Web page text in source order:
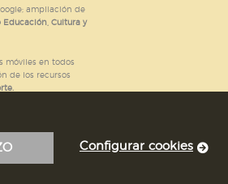
ampliación de
Cultura y
móviles en todos
de los recursos
Configurar cookies